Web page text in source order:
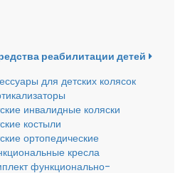
реабилитации детей
для детских колясок
инвалидные коляски
костыли
ортопедические
кресла
функционально-